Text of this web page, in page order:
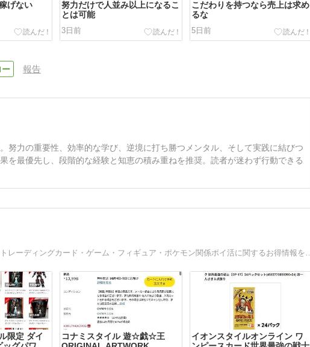
げない
努力だけで人並み以上になるこ
とは可能
3日前
こだわりを持つなら売上は求め
るな
5日前
報告
努力の重要性、効率的な学び、逆境に打ち勝つメンタル、そして実践に結びつ
を最優先し、段階的な経験と知恵の積み重ねを推奨。読者が迷わず行動できる
限定 ダイ
コナミスタイル 遊☆戯☆王
イオンスタイルオンライン ワ